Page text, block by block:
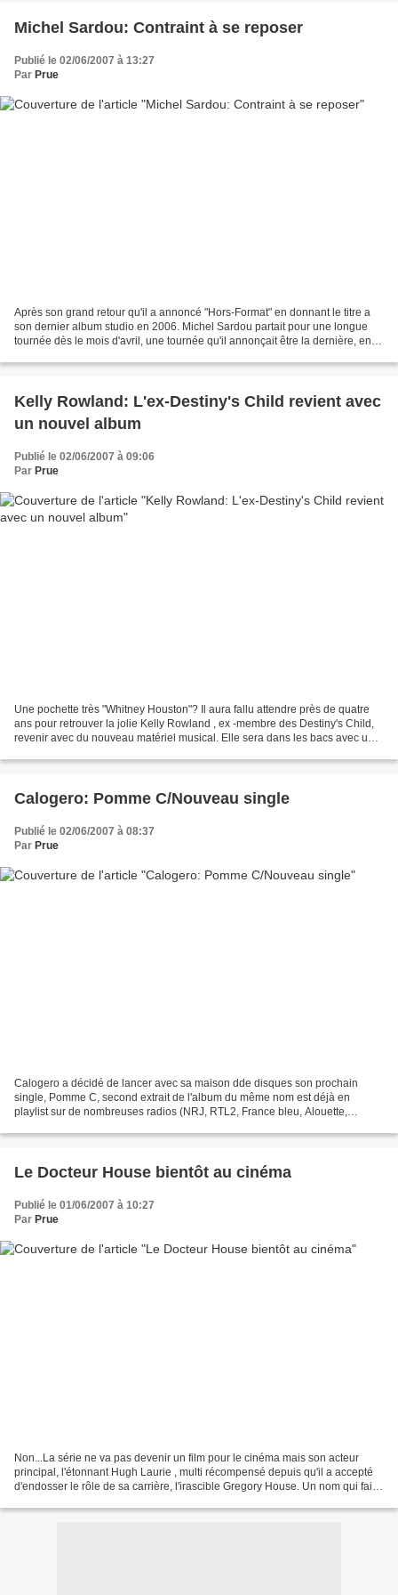
Michel Sardou: Contraint à se reposer
Publié le 02/06/2007 à 13:27
Par Prue
Après son grand retour qu'il a annoncé "Hors-Format" en donnant le titre a
son dernier album studio en 2006. Michel Sardou partait pour une longue
tournée dès le mois d'avril, une tournée qu'il annonçait être la dernière, en
Kelly Rowland: L'ex-Destiny's Child revient avec
un nouvel album
Publié le 02/06/2007 à 09:06
Par Prue
Une pochette très "Whitney Houston"? Il aura fallu attendre près de quatre
ans pour retrouver la jolie Kelly Rowland , ex -membre des Destiny's Child,
revenir avec du nouveau matériel musical. Elle sera dans les bacs avec un
Calogero: Pomme C/Nouveau single
Publié le 02/06/2007 à 08:37
Par Prue
Calogero a décidé de lancer avec sa maison dde disques son prochain
single, Pomme C, second extrait de l'album du même nom est déjà en
playlist sur de nombreuses radios (NRJ, RTL2, France bleu, Alouette,
Le Docteur House bientôt au cinéma
Publié le 01/06/2007 à 10:27
Par Prue
Non...La série ne va pas devenir un film pour le cinéma mais son acteur
principal, l'étonnant Hugh Laurie , multi récompensé depuis qu'il a accepté
d'endosser le rôle de sa carrière, l'irascible Gregory House. Un nom qui fait